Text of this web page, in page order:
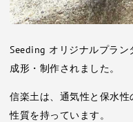
Seeding オリジナルプラ
成形・制作されました。
信楽土は、通気性と保水
性質を持っています。